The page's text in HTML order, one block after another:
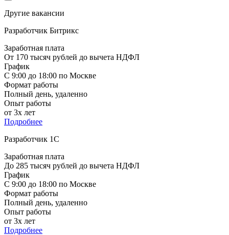
Другие вакансии
Разработчик Битрикс
Заработная плата
От 170 тысяч рублей до вычета НДФЛ
График
С 9:00 до 18:00 по Москве
Формат работы
Полный день, удаленно
Опыт работы
от 3х лет
Подробнее
Разработчик 1С
Заработная плата
До 285 тысяч рублей до вычета НДФЛ
График
С 9:00 до 18:00 по Москве
Формат работы
Полный день, удаленно
Опыт работы
от 3х лет
Подробнее